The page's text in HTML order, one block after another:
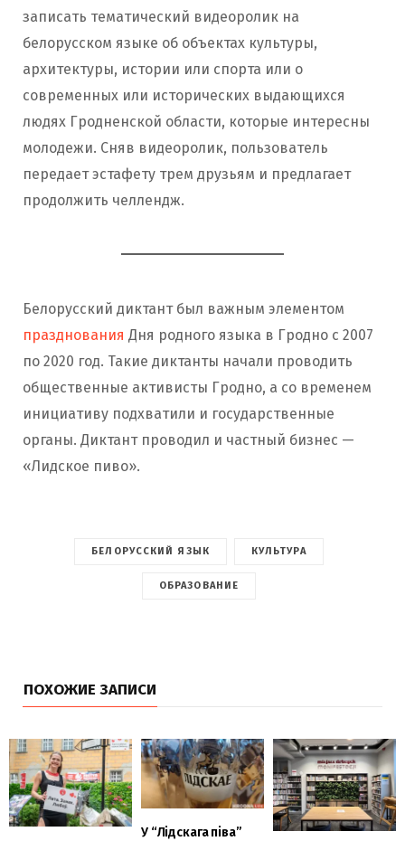
записать тематический видеоролик на
белорусском языке об объектах культуры,
архитектуры, истории или спорта или о
современных или исторических выдающихся
людях Гродненской области, которые интересны
молодежи. Сняв видеоролик, пользователь
передает эстафету трем друзьям и предлагает
продолжить челлендж.
Белорусский диктант был важным элементом
празднования Дня родного языка в Гродно с 2007
по 2020 год. Такие диктанты начали проводить
общественные активисты Гродно, а со временем
инициативу подхватили и государственные
органы. Диктант проводил и частный бизнес —
«Лидское пиво».
БЕЛОРУССКИЙ ЯЗЫК КУЛЬТУРА
ОБРАЗОВАНИЕ
ПОХОЖИЕ ЗАПИСИ
У “Лідскага піва”